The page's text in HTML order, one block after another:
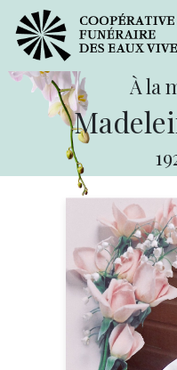
À la